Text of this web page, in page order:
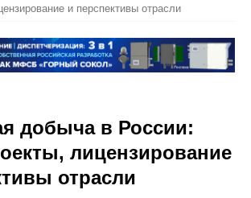
и перспективы отрасли
добыча в России:
лицензирование
отрасли